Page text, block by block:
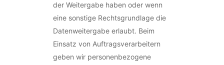
der Weitergabe haben oder wenn
eine sonstige Rechtsgrundlage die
Datenweitergabe erlaubt. Beim
Einsatz von Auftragsverarbeitern
geben wir personenbezogene